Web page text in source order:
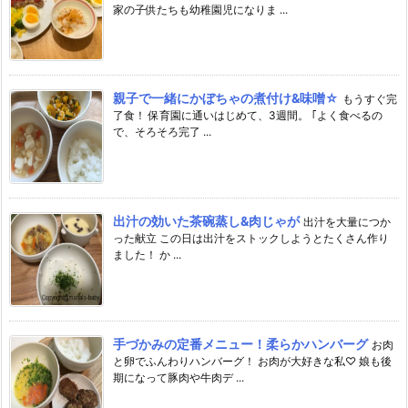
家の子供たちも幼稚園児になりま ...
親子で一緒にかぼちゃの煮付け&味噌☆ もうすぐ完
了食！ 保育園に通いはじめて、3週間。 ｢よく食べるの
で、そろそろ完了 ...
出汁の効いた茶碗蒸し&肉じゃが 出汁を大量につか
った献立 この日は出汁をストックしようとたくさん作り
ました！ か ...
手づかみの定番メニュー！柔らかハンバーグ お肉
と卵でふんわりハンバーグ！ お肉が大好きな私♡ 娘も後
期になって豚肉や牛肉デ ...